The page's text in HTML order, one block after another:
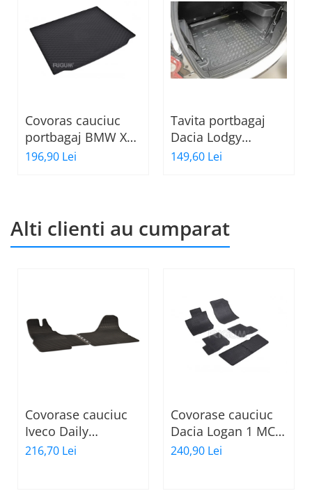
Covoras cauciuc
portbagaj BMW X3
G01, 11.2017-
196,90 Lei
Tavita portbagaj
Dacia Lodgy
fabricatie 07.2012 -
149,60 Lei
Alti clienti au cumparat
Covorase cauciuc
Iveco Daily
generatiile III-IV-V
216,70 Lei
Covorase cauciuc
Dacia Logan 1 MCV,
2007-2013, Rigum
240,90 Lei